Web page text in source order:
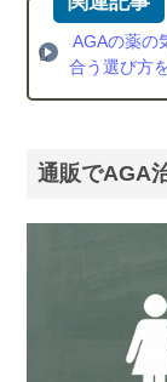
3.3.
Dク
リニ
治療
AGAの薬の
合う選び方
通販でAGA